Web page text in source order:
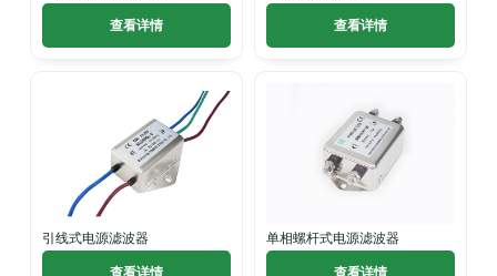
查看详情 查看详情
引线式电源滤波器
查看详情
单相螺杆式电源滤波器
查看详情